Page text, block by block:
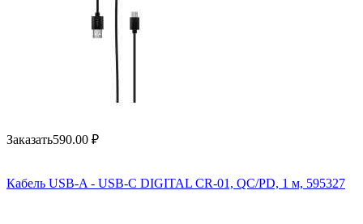
Заказать590.00 ₽
Кабель USB-A - USB-C DIGITAL CR-01, QC/PD, 1 м, 595327